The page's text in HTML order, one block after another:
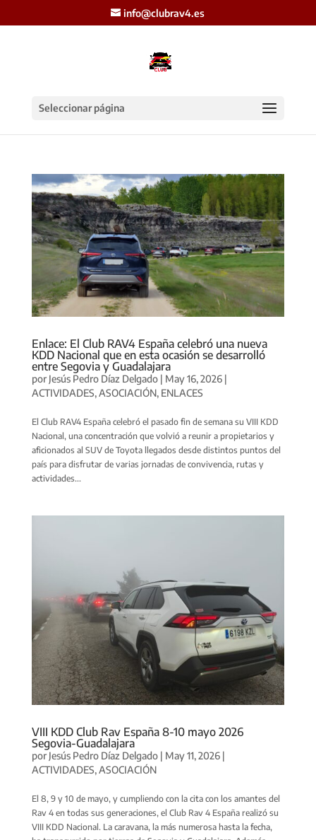
info@clubrav4.es
Seleccionar página
Enlace: El Club RAV4 España celebró una nueva
KDD Nacional que en esta ocasión se desarrolló
entre Segovia y Guadalajara
por Jesús Pedro Díaz Delgado| May 16, 2026|
ACTIVIDADES,ASOCIACIÓN, ENLACES
El Club RAV4 España celebró el pasado fin de semana su VIII KDD
Nacional, una concentración que volvió a reunir a propietarios y
aficionados al SUV de Toyota llegados desde distintos puntos del
país para disfrutar de varias jornadas de convivencia, rutas y
actividades...
VIII KDD Club Rav España 8-10 mayo 2026
Segovia-Guadalajara
por Jesús Pedro Díaz Delgado| May 11, 2026|
ACTIVIDADES,ASOCIACIÓN
El 8, 9 y 10 de mayo, y cumpliendo con la cita con los amantes del
Rav 4 en todas sus generaciones, el Club Rav 4 España realizó su
VIII KDD Nacional. La caravana, la más numerosa hasta la fecha,